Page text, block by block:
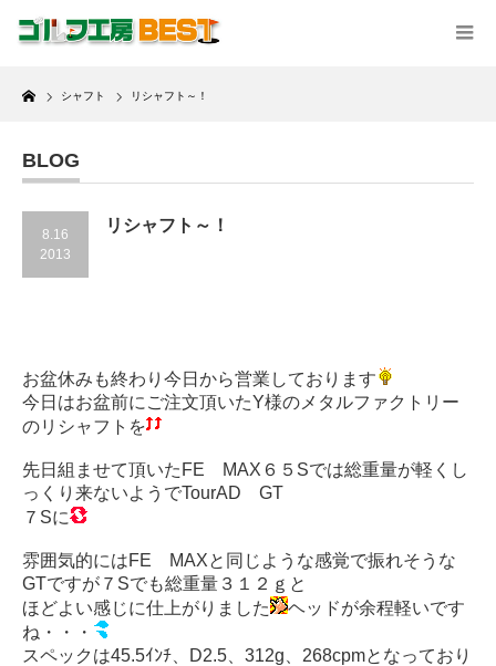
Home
シャフト リシャフト～！
BLOG
8.16
2013
リシャフト～！
お盆休みも終わり今日から営業しております
今日はお盆前にご注文頂いたY様のメタルファクトリー
のリシャフトを
先日組ませて頂いたFE MAX６５Sでは総重量が軽くし
っくり来ないようでTourAD GT
７Sに
雰囲気的にはFE MAXと同じような感覚で振れそうな
GTですが７Sでも総重量３１２ｇと
ほどよい感じに仕上がりました
ヘッドが余程軽いです
ね・・・
スペックは45.5ｲﾝﾁ、D2.5、312g、268cpmとなっており